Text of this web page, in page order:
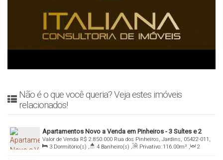
Não é o que você queria? Veja estes imóveis
relacionados!
Apartamentos Novo a Venda em Pinheiros - 3 Suítes e 2
Vagas
R$ 2.850.000
Valor de Venda
Rua dos Pinheiros, Jardins, 05422-011,
Pinheiros, São Paulo, São Paulo, Brasil
3 Dormitório(s) , 4 Banheiro(s) , Privativo: 116.00m² ,
2
Sala(s) , 3 Suíte(s) , Total: 116.00m² , 2 Vaga(s) ,
Útil: